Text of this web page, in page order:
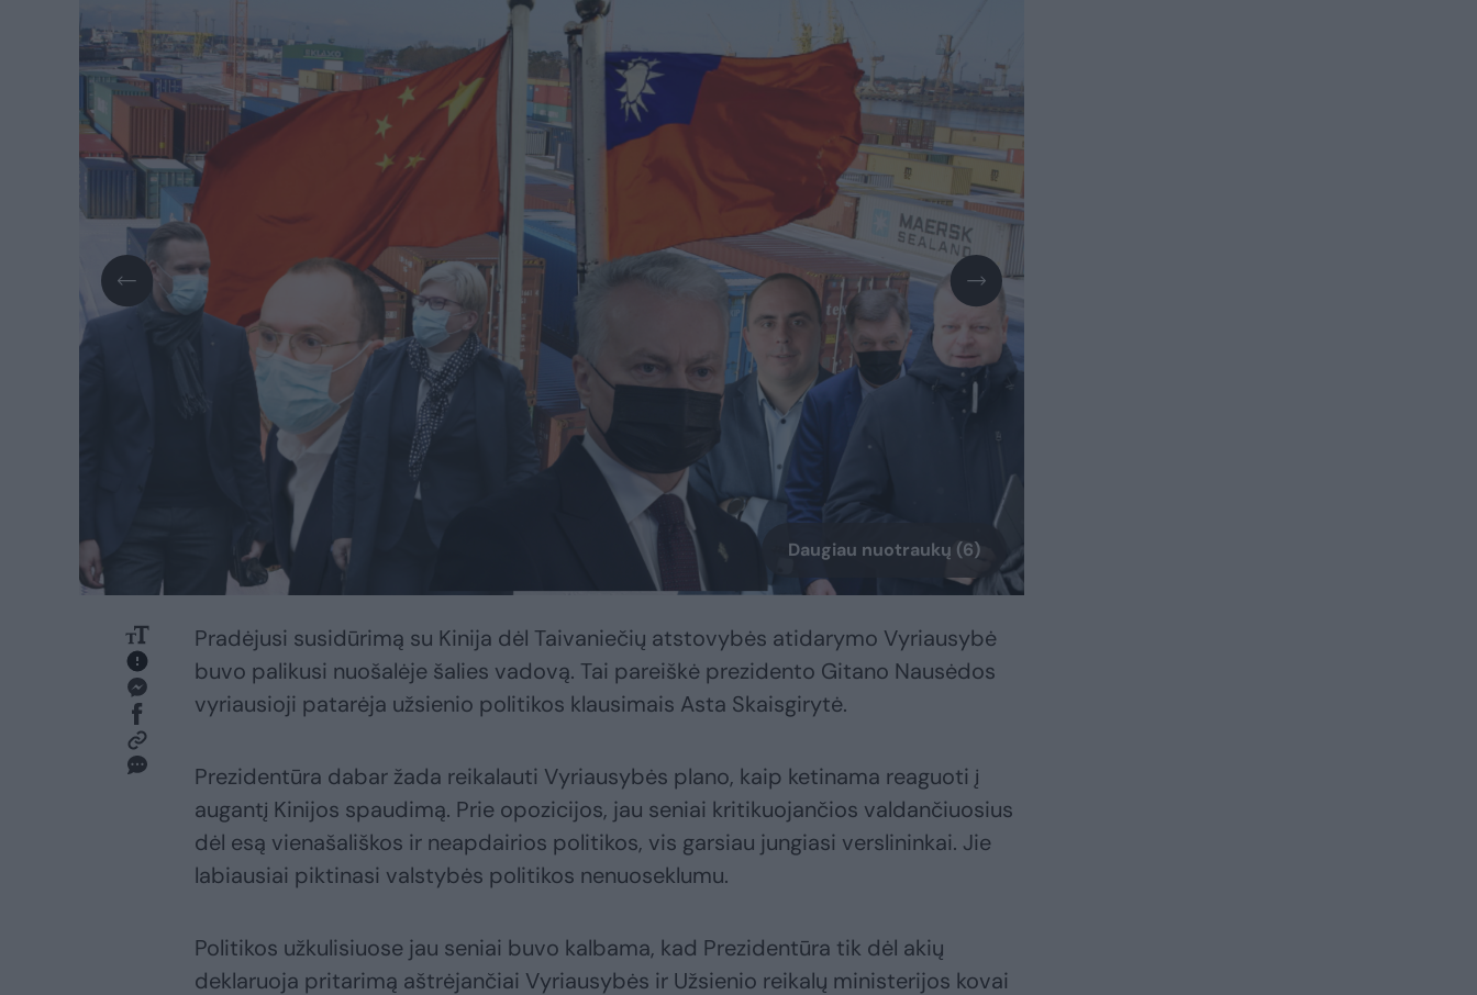
Daugiau nuotraukų (6)
Pradėjusi susidūrimą su Kinija dėl Taivaniečių atstovybės atidarymo Vyriausybė
buvo palikusi nuošalėje šalies vadovą. Tai pareiškė prezidento Gitano Nausėdos
vyriausioji patarėja užsienio politikos klausimais Asta Skaisgirytė.
Prezidentūra dabar žada reikalauti Vyriausybės plano, kaip ketinama reaguoti į
augantį Kinijos spaudimą. Prie opozicijos, jau seniai kritikuojančios valdančiuosius
dėl esą vienašališkos ir neapdairios politikos, vis garsiau jungiasi verslininkai. Jie
labiausiai piktinasi valstybės politikos nenuoseklumu.
Politikos užkulisiuose jau seniai buvo kalbama, kad Prezidentūra tik dėl akių
deklaruoja pritarimą aštrėjančiai Vyriausybės ir Užsienio reikalų ministerijos kovai